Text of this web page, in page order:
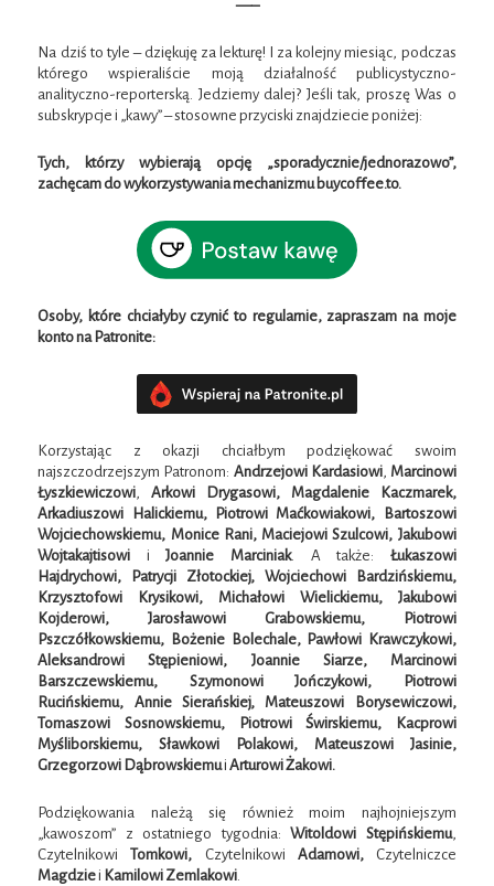
—–
Na dziś to tyle – dziękuję za lekturę! I za kolejny miesiąc, podczas
którego wspieraliście moją działalność publicystyczno-
analityczno-reporterską. Jedziemy dalej? Jeśli tak, proszę Was o
subskrypcje i „kawy” – stosowne przyciski znajdziecie poniżej:
Tych, którzy wybierają opcję „sporadycznie/jednorazowo”,
zachęcam do wykorzystywania mechanizmu buycoffee.to.
Osoby, które chciałyby czynić to regularnie, zapraszam na moje
konto na Patronite:
Korzystając z okazji chciałbym podziękować swoim
najszczodrzejszym Patronom: Andrzejowi Kardasiowi, Marcinowi
Łyszkiewiczowi,Arkowi Drygasowi, Magdalenie Kaczmarek,
Arkadiuszowi Halickiemu, Piotrowi Maćkowiakowi, Bartoszowi
Wojciechowskiemu, Monice Rani, Maciejowi Szulcowi, Jakubowi
Wojtakajtisowi i Joannie Marciniak. A także: Łukaszowi
Hajdrychowi, Patrycji Złotockiej, Wojciechowi Bardzińskiemu,
Krzysztofowi Krysikowi, Michałowi Wielickiemu, Jakubowi
Kojderowi, Jarosławowi Grabowskiemu, Piotrowi
Pszczółkowskiemu, Bożenie Bolechale, Pawłowi Krawczykowi,
Aleksandrowi Stępieniowi, Joannie Siarze, Marcinowi
Barszczewskiemu, Szymonowi Jończykowi, Piotrowi
Rucińskiemu, Annie Sierańskiej, Mateuszowi Borysewiczowi,
Tomaszowi Sosnowskiemu, Piotrowi Świrskiemu, Kacprowi
Myśliborskiemu, Sławkowi Polakowi, Mateuszowi Jasinie,
Grzegorzowi Dąbrowskiemui Arturowi Żakowi.
Podziękowania należą się również moim najhojniejszym
„kawoszom” z ostatniego tygodnia:Witoldowi Stępińskiemu,
CzytelnikowiTomkowi, Czytelnikowi Adamowi, Czytelniczce
Magdziei Kamilowi Zemlakowi.